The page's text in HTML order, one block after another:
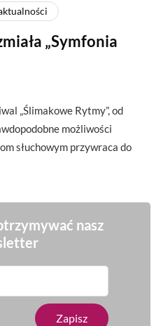
„Symfonia
„Ślimakowe Rytmy”, od
możliwości
słuchowym przywraca do
nasz